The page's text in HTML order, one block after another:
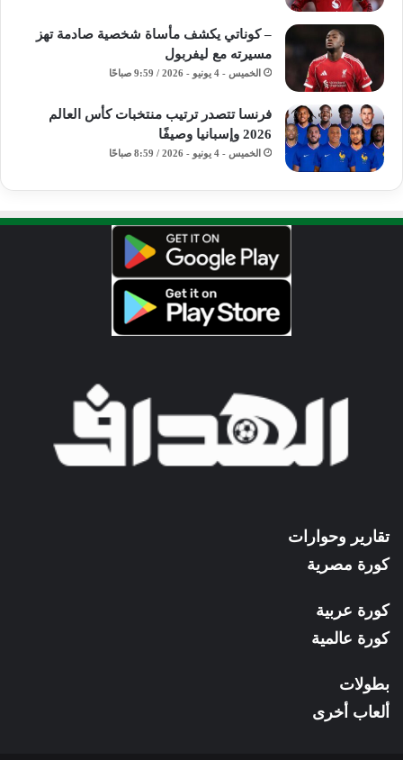
– كوناتي يكشف مأساة شخصية صادمة تهز
مسيرته مع ليفربول
الخميس - 4 يونيو - 2026 / 9:59 صباحًا
فرنسا تتصدر ترتيب منتخبات كأس العالم
2026 وإسبانيا وصيفًا
الخميس - 4 يونيو - 2026 / 8:59 صباحًا
تقارير وحوارات
كورة مصرية
كورة عربية
كورة عالمية
بطولات
ألعاب أخرى